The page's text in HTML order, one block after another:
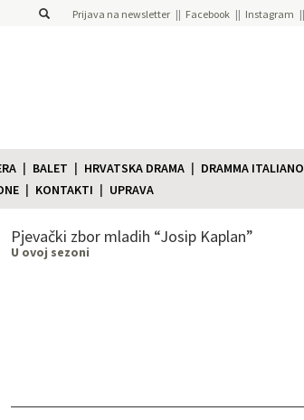
Prijava na newsletter Facebook Instagram
BALET HRVATSKA DRAMA
DRAMMA ITALIANO
KONTAKTI UPRAVA
Pjevački zbor mladih “Josip Kaplan”
U ovoj sezoni